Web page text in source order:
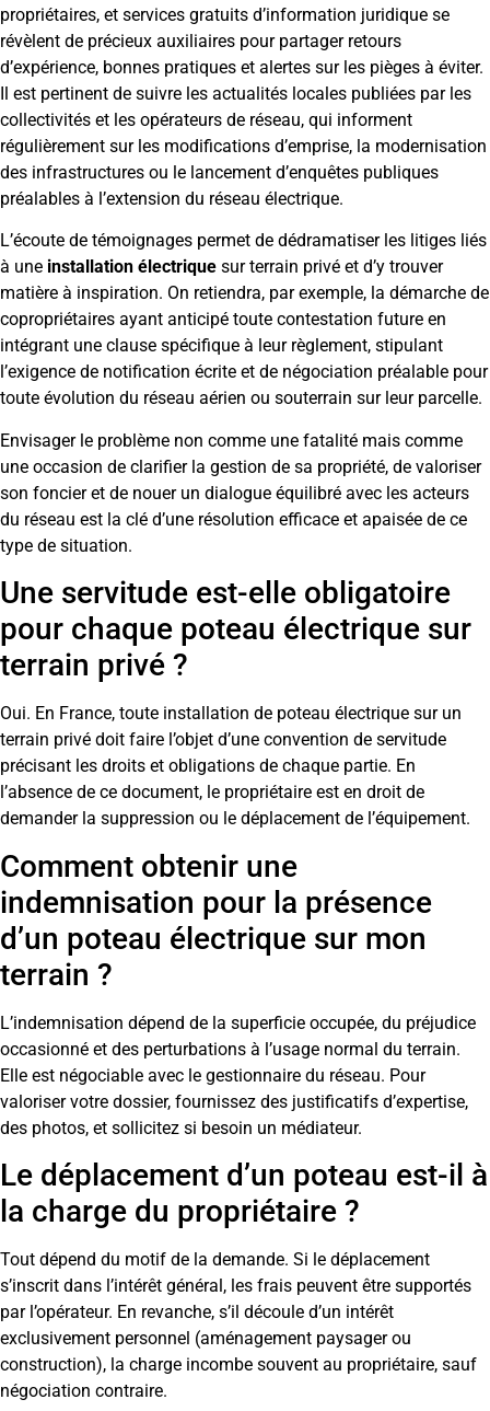
propriétaires, et services gratuits d’information juridique se
révèlent de précieux auxiliaires pour partager retours
d’expérience, bonnes pratiques et alertes sur les pièges à éviter.
Il est pertinent de suivre les actualités locales publiées par les
collectivités et les opérateurs de réseau, qui informent
régulièrement sur les modifications d’emprise, la modernisation
des infrastructures ou le lancement d’enquêtes publiques
préalables à l’extension du réseau électrique.
L’écoute de témoignages permet de dédramatiser les litiges liés
à une installation électrique sur terrain privé et d’y trouver
matière à inspiration. On retiendra, par exemple, la démarche de
copropriétaires ayant anticipé toute contestation future en
intégrant une clause spécifique à leur règlement, stipulant
l’exigence de notification écrite et de négociation préalable pour
toute évolution du réseau aérien ou souterrain sur leur parcelle.
Envisager le problème non comme une fatalité mais comme
une occasion de clarifier la gestion de sa propriété, de valoriser
son foncier et de nouer un dialogue équilibré avec les acteurs
du réseau est la clé d’une résolution efficace et apaisée de ce
type de situation.
Une servitude est-elle obligatoire
pour chaque poteau électrique sur
terrain privé ?
Oui. En France, toute installation de poteau électrique sur un
terrain privé doit faire l’objet d’une convention de servitude
précisant les droits et obligations de chaque partie. En
l’absence de ce document, le propriétaire est en droit de
demander la suppression ou le déplacement de l’équipement.
Comment obtenir une
indemnisation pour la présence
d’un poteau électrique sur mon
terrain ?
L’indemnisation dépend de la superficie occupée, du préjudice
occasionné et des perturbations à l’usage normal du terrain.
Elle est négociable avec le gestionnaire du réseau. Pour
valoriser votre dossier, fournissez des justificatifs d’expertise,
des photos, et sollicitez si besoin un médiateur.
Le déplacement d’un poteau est-il à
la charge du propriétaire ?
Tout dépend du motif de la demande. Si le déplacement
s’inscrit dans l’intérêt général, les frais peuvent être supportés
par l’opérateur. En revanche, s’il découle d’un intérêt
exclusivement personnel (aménagement paysager ou
construction), la charge incombe souvent au propriétaire, sauf
négociation contraire.